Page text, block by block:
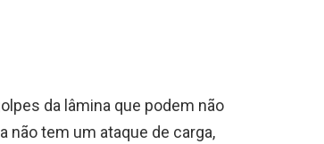
da lâmina que podem não
não tem um ataque de carga,